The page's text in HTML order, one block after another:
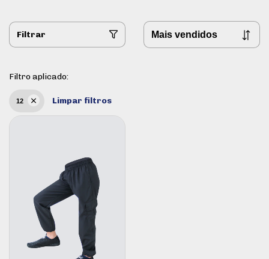
Filtrar
Filtro aplicado:
12 Limpar filtros